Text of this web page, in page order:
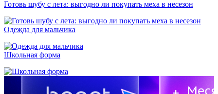
Готовь шубу с лета: выгодно ли покупать меха в несезон
Одежда для мальчика
Школьная форма